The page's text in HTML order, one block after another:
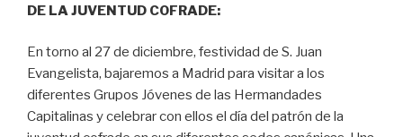
DE LA JUVENTUD COFRADE:
En torno al 27 de diciembre, festividad de S. Juan
Evangelista, bajaremos a Madrid para visitar a los
diferentes Grupos Jóvenes de las Hermandades
Capitalinas y celebrar con ellos el día del patrón de la